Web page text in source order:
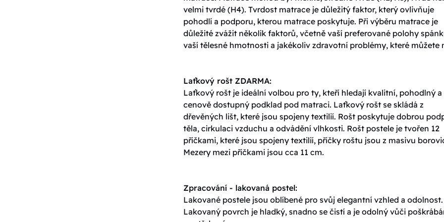
velmi tvrdé (H4). Tvrdost matrace je důležitý faktor, který ovlivňuje
pohodlí a podporu, kterou matrace poskytuje. Při výběru matrace je
důležité zvážit několik faktorů, včetně vaší preferované polohy
vaší tělesné hmotnosti a jakékoliv zdravotní problémy, které můžete
Laťkový rošt ZDARMA:
Laťkový rošt je ideální volbou pro ty, kteří hledají kvalitní, pohodlný a
cenově dostupný podklad pod matraci. Laťkový rošt se skládá z
dřevěných lišt, které jsou spojeny textilií. Rošt poskytuje dobrou
těla, cirkulaci vzduchu a odvádění vlhkosti. Rošt postele je tvořen 12
příčkami, které jsou spojeny textilií, příčky roštu jsou z masivu
Mezery mezi příčkami jsou cca 11 cm.
Zpracování - lakovaná postel:
Lakované postele jsou oblíbené pro svůj elegantní vzhled a odolnost.
Lakovaný povrch je hladký, snadno se čistí a je odolný vůči